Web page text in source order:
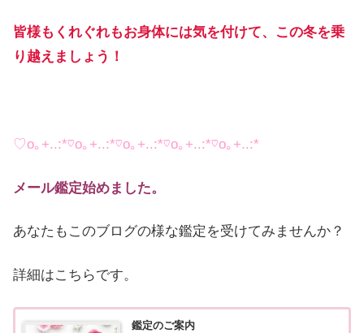
皆様もくれぐれもお身体には気を付けて、この冬を乗
り越えましょう！
♡o｡+..:*♡o｡+..:*♡o｡+..:*♡o｡+..:*♡o｡+..:*
メール鑑定始めました。
あなたもこのブログの様な鑑定を受けてみませんか？
詳細はこちらです。
鑑定のご案内